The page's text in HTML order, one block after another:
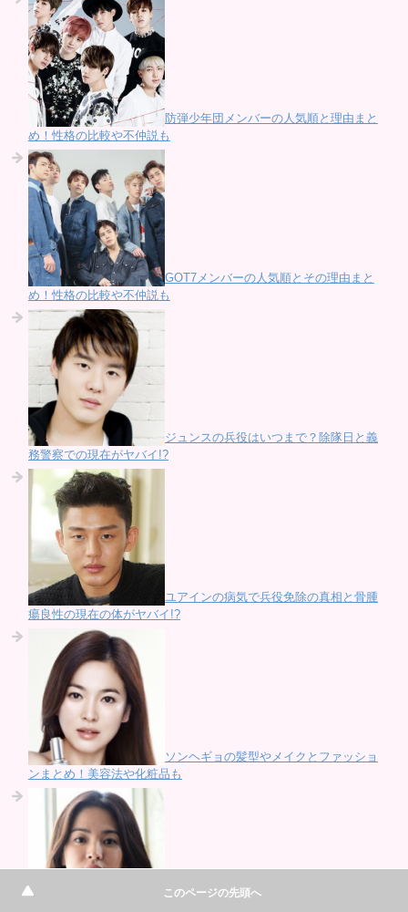
防弾少年団メンバーの人気順と理由まと
め！性格の比較や不仲説も
GOT7メンバーの人気順とその理由まと
め！性格の比較や不仲説も
ジュンスの兵役はいつまで？除隊日と義
務警察での現在がヤバイ!?
ユアインの病気で兵役免除の真相と骨腫
瘍良性の現在の体がヤバイ!?
ソンヘギョの髪型やメイクとファッショ
ンまとめ！美容法や化粧品も
このページの先頭へ